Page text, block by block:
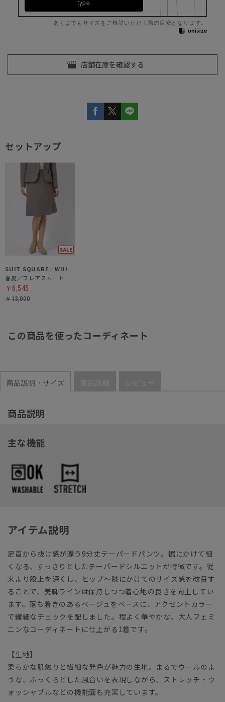
type
あくまでもサイズをご検討いただく際の目安となります。
セットアップ
SUIT SQUARE／WHITE
春夏／フレアスカート
￥6,545
￥13,090
この商品を使ったコーディネート
商品説明・サイズ 商品詳細 レビュー
商品説明
主な機能
アイテム説明
足首から抜け感が漂う9分丈テーパードパンツ。裾にかけて細
くなる、すっきりとしたテーパードシルエットが特徴です。従
来より股上を深くし、ヒップ～膝にかけてのサイズ感を改良す
ることで、美脚ラインは保持しつつ着心地の良さを向上してい
ます。落ち着きのあるベージュをベースに、アクセントカラー
で繊細なチェックを配しました。程よく華やかな、大人フェミ
ニンなコーディネートに仕上がる1着です。
【生地】
柔らかな肌触りと繊細な発色が魅力の生地。まるでウールのよ
うな、ふっくらとした風合いを表現しながら、ストレッチ・ウ
ォッシャブルなどの機能面も充実しています。